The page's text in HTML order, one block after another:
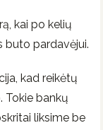
kai po kelių
buto pardavėjui.
kad reikėtų
Tokie bankų
liksime be